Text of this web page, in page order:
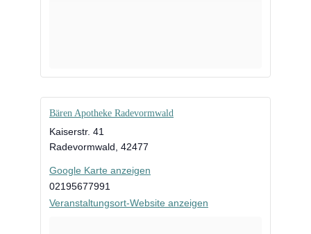
Bären Apotheke Radevormwald
Kaiserstr. 41
Radevormwald, 42477
Google Karte anzeigen
02195677991
Veranstaltungsort-Website anzeigen